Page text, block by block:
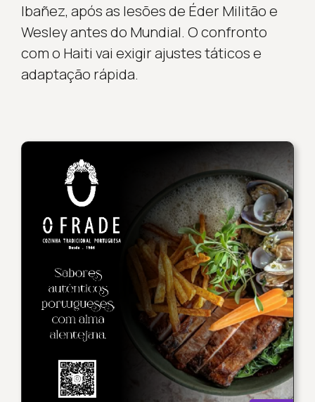
Ibañez, após as lesões de Éder Militão e
Wesley antes do Mundial. O confronto
com o Haiti vai exigir ajustes táticos e
adaptação rápida.